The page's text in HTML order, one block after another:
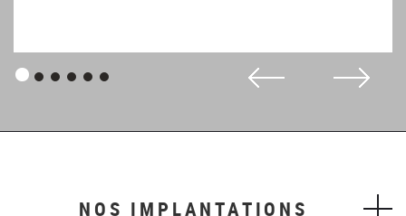
Panneau
Panneau
Panneau
Panneau
Panneau
Panneau
NOS IMPLANTATIONS